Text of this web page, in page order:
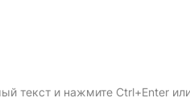
текст и нажмите Ctrl+Enter